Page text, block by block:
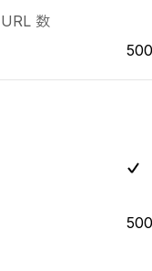
数
500
500